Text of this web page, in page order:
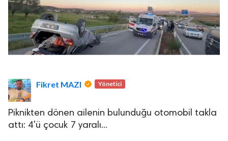
Fikret MAZI Yönetici
Piknikten dönen ailenin bulunduğu otomobil takla
attı: 4'ü çocuk 7 yaralı...